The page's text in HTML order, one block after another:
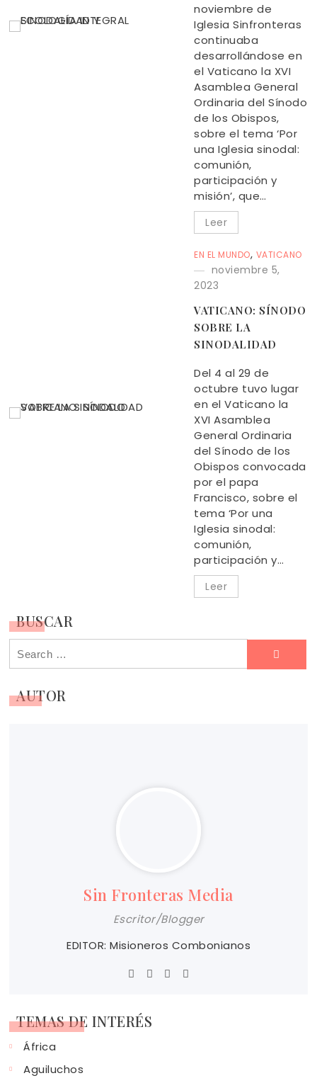
noviembre de
Iglesia Sinfronteras
continuaba
desarrollándose en
el Vaticano la XVI
Asamblea General
Ordinaria del Sínodo
de los Obispos,
sobre el tema ‘Por
una Iglesia sinodal:
comunión,
participación y
misión’, que…
Leer
EN EL MUNDO, VATICANO
noviembre 5,
2023
VATICANO: SÍNODO
SOBRE LA
SINODALIDAD
Del 4 al 29 de
octubre tuvo lugar
en el Vaticano la
XVI Asamblea
General Ordinaria
del Sínodo de los
Obispos convocada
por el papa
Francisco, sobre el
tema ‘Por una
Iglesia sinodal:
comunión,
participación y…
Leer
BUSCAR
for:
AUTOR
Sin Fronteras Media
Escritor/Blogger
EDITOR: Misioneros Combonianos
TEMAS DE INTERÉS
África
Aguiluchos